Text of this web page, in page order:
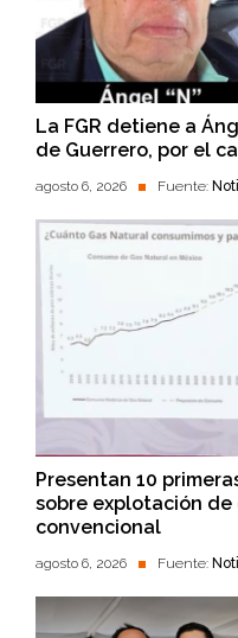
La FGR detiene a
de Guerrero, por el
agosto 6, 2026 Fuente:
Presentan 10
sobre explotación
convencional
agosto 6, 2026 Fuente: